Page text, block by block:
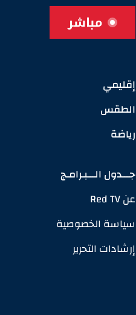
مباشر
إقليمي
الطقس
رياضة
جـــدول الـــبـرامـج
عن Red TV
سياسة الخصوصية
إرشادات التحرير